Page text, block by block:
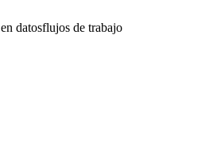
datosflujos de trabajo